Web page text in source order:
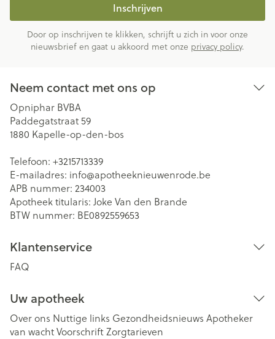
Inschrijven
Door op inschrijven te klikken, schrijft u zich in voor onze
nieuwsbrief en gaat u akkoord met onze privacy policy.
Neem contact met ons op
Opniphar BVBA
Paddegatstraat 59
1880 Kapelle-op-den-bos
Telefoon: +3215713339
E-mailadres: info@apotheeknieuwenrode.be
APB nummer: 234003
Apotheek titularis: Joke Van den Brande
BTW nummer: BE0892559653
Klantenservice
FAQ
Uw apotheek
Over ons Nuttige links Gezondheidsnieuws Apotheker
van wachtVoorschriftZorgtarieven